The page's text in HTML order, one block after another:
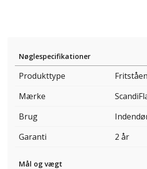
Nøglespecifikationer
Produkttype
Mærke
Brug
Garanti
2 år
Mål og vægt